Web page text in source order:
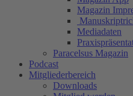
Magazin
Mediadaten
Paracelsus Magazin
Podcast
Mitgliederbereich
Downloads